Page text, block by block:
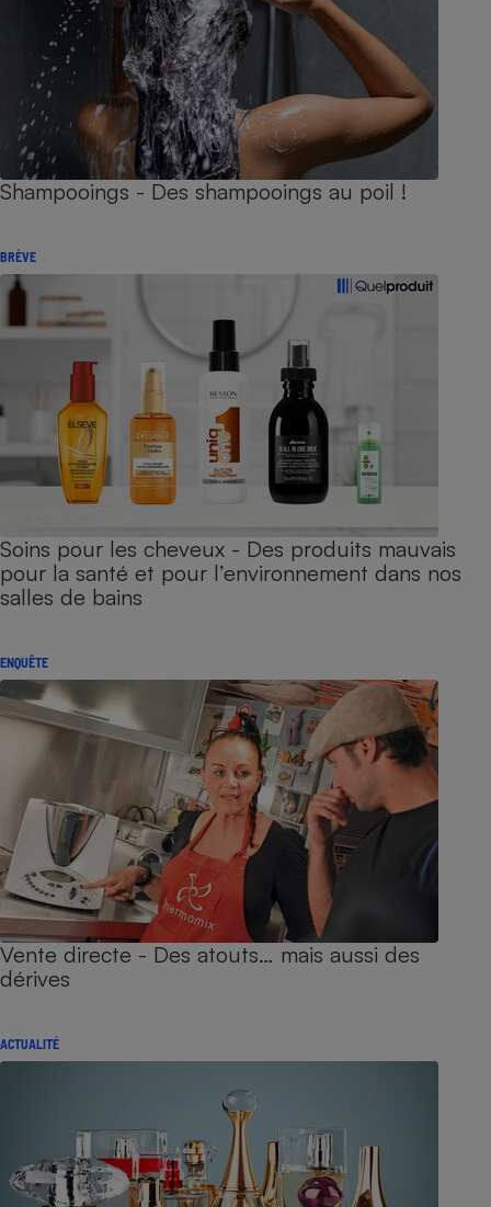
Shampooings - Des shampooings au poil !
BRÈVE
Soins pour les cheveux - Des produits mauvais
pour la santé et pour l’environnement dans nos
salles de bains
ENQUÊTE
Vente directe - Des atouts… mais aussi des
dérives
ACTUALITÉ